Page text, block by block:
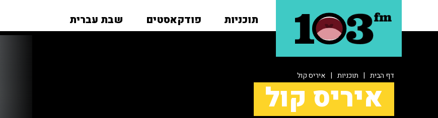
תוכניות פודקאסטים שבת עברית
דף הבית | תוכניות | איריס קול
איריס קול